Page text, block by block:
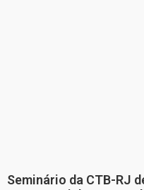
Seminário da CTB-RJ